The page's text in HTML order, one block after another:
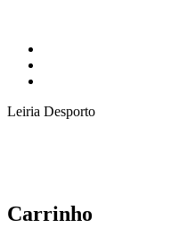
Leiria Desporto
Carrinho